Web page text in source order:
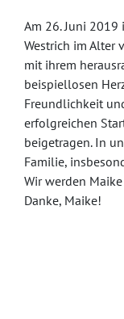
Am 26. Juni
Westrich im Alter
mit ihrem
beispiellosen
Freundlichkeit
erfolgreichen
beigetragen. In
Familie,
Wir werden
Danke, Maike!